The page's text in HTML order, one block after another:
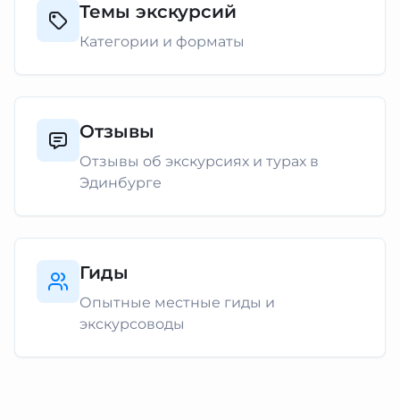
Темы экскурсий
Категории и форматы
Отзывы
Отзывы об экскурсиях и турах в
Эдинбурге
Гиды
Опытные местные гиды и
экскурсоводы